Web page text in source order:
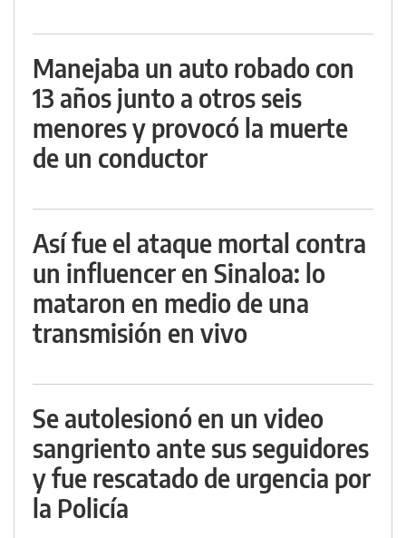
Manejaba un auto robado con
13 años junto a otros seis
menores y provocó la muerte
de un conductor
Así fue el ataque mortal contra
un influencer en Sinaloa: lo
mataron en medio de una
transmisión en vivo
Se autolesionó en un video
sangriento ante sus seguidores
y fue rescatado de urgencia por
la Policía